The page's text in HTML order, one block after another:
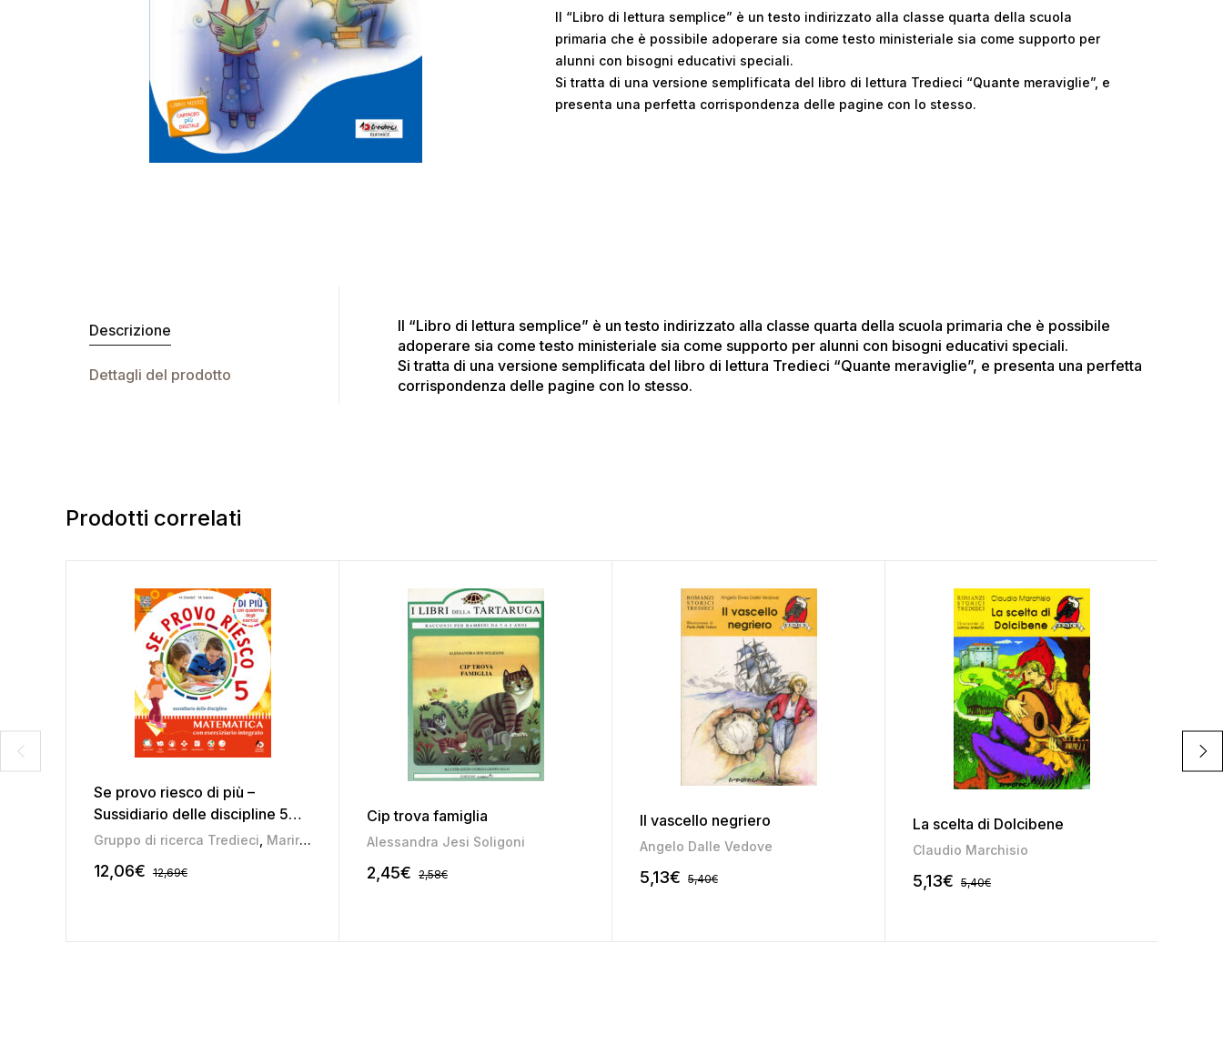
Il “Libro di lettura semplice” è un testo indirizzato alla classe quarta della scuola
primaria che è possibile adoperare sia come testo ministeriale sia come supporto per
alunni con bisogni educativi speciali.
Si tratta di una versione semplificata del libro di lettura Tredieci “Quante meraviglie”, e
presenta una perfetta corrispondenza delle pagine con lo stesso.
Descrizione
Dettagli del prodotto
Il “Libro di lettura semplice” è un testo indirizzato alla classe quarta della scuola primaria che è possibile
adoperare sia come testo ministeriale sia come supporto per alunni con bisogni educativi speciali.
Si tratta di una versione semplificata del libro di lettura Tredieci “Quante meraviglie”, e presenta una perfetta
corrispondenza delle pagine con lo stesso.
Prodotti correlati
Se provo riesco di più –
Sussidiario delle discipline 5
(area scientifica)
Gruppo di ricerca Tredieci Marirosa Daniel ,Marisa Sasso
12,06€ 12,69€
Cip trova famiglia
Alessandra Jesi Soligoni
2,45€ 2,58€
Il vascello negriero
Angelo Dalle Vedove
5,13€ 5,40€
La scelta di Dolcibene
Claudio Marchisio
5,13€ 5,40€